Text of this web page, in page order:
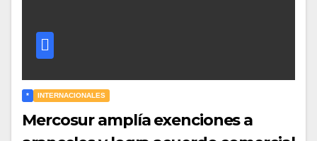
* INTERNACIONALES
Mercosur amplía exenciones a